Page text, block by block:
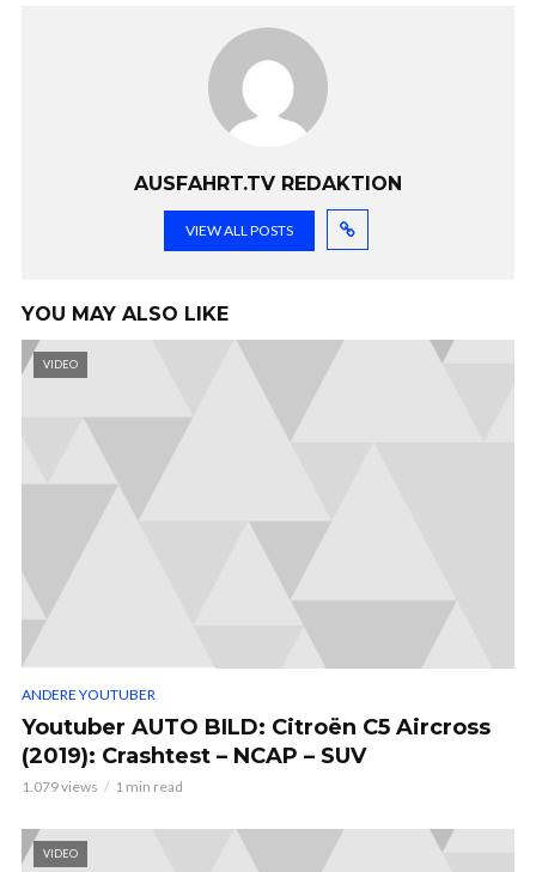
AUSFAHRT.TV REDAKTION
VIEW ALL POSTS
YOU MAY ALSO LIKE
VIDEO
ANDERE YOUTUBER
Youtuber AUTO BILD: Citroën C5 Aircross
(2019): Crashtest – NCAP – SUV
1.079 views 1 min read
VIDEO